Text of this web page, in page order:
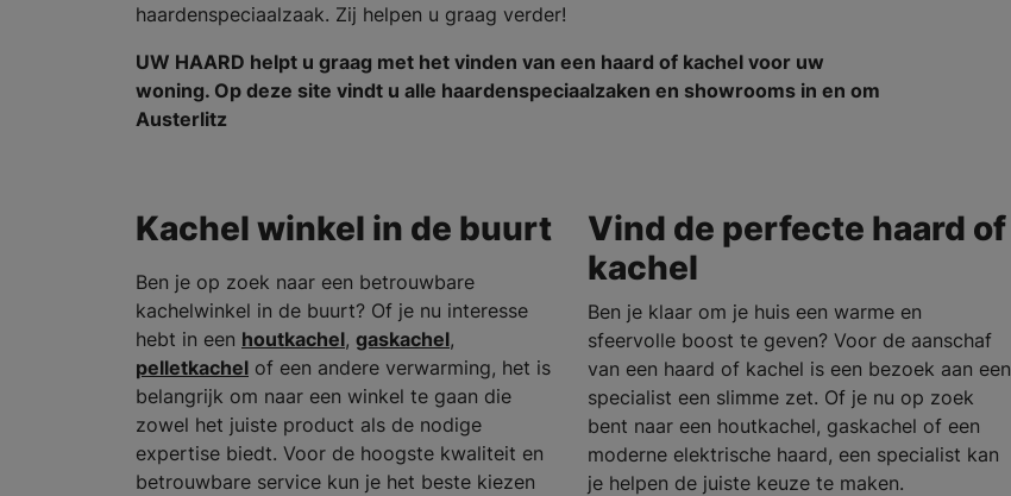
haardenspeciaalzaak. Zij helpen u graag verder!
UW HAARD helpt u graag met het vinden van een haard of kachel voor uw
woning. Op deze site vindt u alle haardenspeciaalzaken en showrooms in en om
Austerlitz
Kachel winkel in de buurt
Ben je op zoek naar een betrouwbare
kachelwinkel in de buurt? Of je nu interesse
hebt in een houtkachel, gaskachel,
pelletkachel of een andere verwarming, het is
belangrijk om naar een winkel te gaan die
zowel het juiste product als de nodige
expertise biedt. Voor de hoogste kwaliteit en
betrouwbare service kun je het beste kiezen
Vind de perfecte haard of
kachel
Ben je klaar om je huis een warme en
sfeervolle boost te geven? Voor de aanschaf
van een haard of kachel is een bezoek aan een
specialist een slimme zet. Of je nu op zoek
bent naar een houtkachel, gaskachel of een
moderne elektrische haard, een specialist kan
je helpen de juiste keuze te maken.